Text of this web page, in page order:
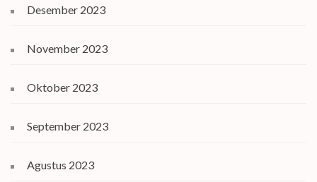
Desember 2023
November 2023
Oktober 2023
September 2023
Agustus 2023